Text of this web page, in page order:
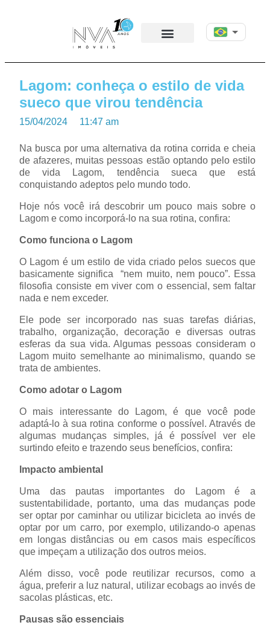
Lagom: conheça o estilo de vida
sueco que virou tendência
15/04/2024 11:47 am
Na busca por uma alternativa da rotina corrida e cheia
de afazeres, muitas pessoas estão optando pelo estilo
de vida Lagom, tendência sueca que está
conquistando adeptos pelo mundo todo.
Hoje nós você irá descobrir um pouco mais sobre o
Lagom e como incorporá-lo na sua rotina, confira:
Como funciona o Lagom
O Lagom é um estilo de vida criado pelos suecos que
basicamente significa “nem muito, nem pouco”. Essa
filosofia consiste em viver com o essencial, sem faltar
nada e nem exceder.
Ele pode ser incorporado nas suas tarefas diárias,
trabalho, organização, decoração e diversas outras
esferas da sua vida. Algumas pessoas consideram o
Lagom muito semelhante ao minimalismo, quando se
trata de ambientes.
Como adotar o Lagom
O mais interessante do Lagom, é que você pode
adaptá-lo à sua rotina conforme o possível. Através de
algumas mudanças simples, já é possível ver ele
surtindo efeito e trazendo seus benefícios, confira:
Impacto ambiental
Uma das pautas importantes do Lagom é a
sustentabilidade, portanto, uma das mudanças pode
ser optar por caminhar ou utilizar bicicleta ao invés de
optar por um carro, por exemplo, utilizando-o apenas
em longas distâncias ou em casos mais específicos
que impeçam a utilização dos outros meios.
Além disso, você pode reutilizar recursos, como a
água, preferir a luz natural, utilizar ecobags ao invés de
sacolas plásticas, etc.
Pausas são essenciais